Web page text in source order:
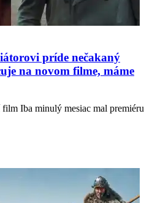
príde nečakaný
na novom filme, máme
Iba minulý mesiac mal premiéru